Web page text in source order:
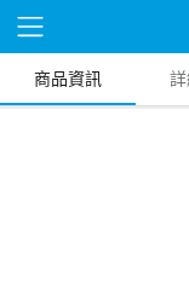
商品資訊